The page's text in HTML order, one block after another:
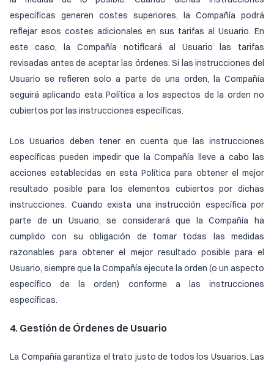
específicas generen costes superiores, la Compañía podrá
reflejar esos costes adicionales en sus tarifas al Usuario. En
este caso, la Compañía notificará al Usuario las tarifas
revisadas antes de aceptar las órdenes. Si las instrucciones del
Usuario se refieren solo a parte de una orden, la Compañía
seguirá aplicando esta Política a los aspectos de la orden no
cubiertos por las instrucciones específicas.
Los Usuarios deben tener en cuenta que las instrucciones
específicas pueden impedir que la Compañía lleve a cabo las
acciones establecidas en esta Política para obtener el mejor
resultado posible para los elementos cubiertos por dichas
instrucciones. Cuando exista una instrucción específica por
parte de un Usuario, se considerará que la Compañía ha
cumplido con su obligación de tomar todas las medidas
razonables para obtener el mejor resultado posible para el
Usuario, siempre que la Compañía ejecute la orden (o un aspecto
específico de la orden) conforme a las instrucciones
específicas.
4. Gestión de Órdenes de Usuario
La Compañía garantiza el trato justo de todos los Usuarios. Las